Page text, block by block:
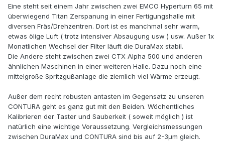
Eine steht seit einem Jahr zwischen zwei EMCO Hyperturn 65 mit
überwiegend Titan Zerspanung in einer Fertigungshalle mit
diversen Fräs/Drehzentren. Dort ist es manchmal sehr warm,
etwas ölige Luft ( trotz intensiver Absaugung usw ) usw. Außer 1x
Monatlichen Wechsel der Filter läuft die DuraMax stabil.
Die Andere steht zwischen zwei CTX Alpha 500 und anderen
ähnlichen Maschinen in einer weiteren Halle. Dazu noch eine
mittelgroße Spritzgußanlage die ziemlich viel Wärme erzeugt.
Außer dem recht robusten antasten im Gegensatz zu unseren
CONTURA geht es ganz gut mit den Beiden. Wöchentliches
Kalibrieren der Taster und Sauberkeit ( soweit möglich ) ist
natürlich eine wichtige Voraussetzung. Vergleichsmessungen
zwischen DuraMax und CONTURA sind bis auf 2-3µm gleich.